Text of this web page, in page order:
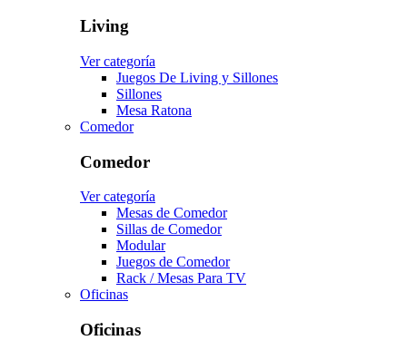
Living
Ver categoría
Juegos De Living y Sillones
Sillones
Mesa Ratona
Comedor
Comedor
Ver categoría
Mesas de Comedor
Sillas de Comedor
Modular
Juegos de Comedor
Rack / Mesas Para TV
Oficinas
Oficinas